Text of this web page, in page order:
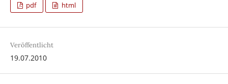
pdf html
Veröffentlicht
19.07.2010